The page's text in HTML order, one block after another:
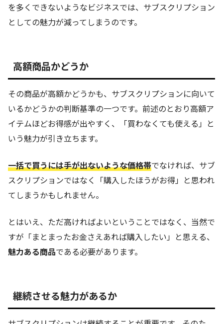
を多くできないようなビジネスでは、サブスクリプション
としての魅力が減ってしまうのです。
高額商品かどうか
その商品が高額かどうかも、サブスクリプションに向いて
いるかどうかの判断基準の一つです。前述のとおり高額ア
イテムほどお得感が出やすく、「買わなくても使える」と
いう魅力が引き立ちます。
一括で買うには手が出ないような価格帯でなければ、サブ
スクリプションではなく「購入したほうがお得」と思われ
てしまうかもしれません。
とはいえ、ただ高ければよいということではなく、当然で
すが「まとまったお金さえあれば購入したい」と思える、
魅力ある商品である必要があります。
継続させる魅力があるか